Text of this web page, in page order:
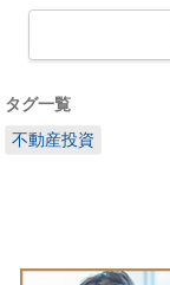
タグ一覧
不動産投資